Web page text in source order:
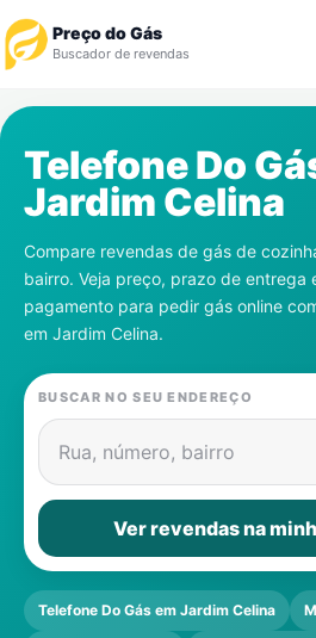
Preço do Gás
Buscador de revendas
Revendedor
Notícias
Cadastre-se
Gás
Contatos
Telefone Do
Jardim Celina
Compare revendas de gás de
bairro. Veja preço, prazo de entrega
pagamento para pedir gás online
em Jardim Celina.
BUSCAR NO SEU ENDEREÇO
Rua, número, bairro
Ver revendas na
Telefone Do Gás em Jardim Celina